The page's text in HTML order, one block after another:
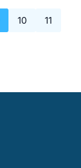
10 11